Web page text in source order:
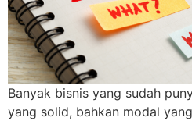
Banyak bisnis yang sudah
yang solid, bahkan modal